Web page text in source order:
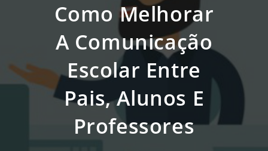
Como Melhorar
A Comunicação
Escolar Entre
Pais, Alunos E
Professores